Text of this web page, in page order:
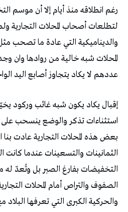
رغم انطلاقه منذ أيام إلا أن
لتطلعات أصحاب المحلات التجارية
والديناميكية التي عادة ما تصحب
المحلات شبه خالية من روادها وان
عددهم لا يكاد يتجاوز أصابع اليد
إقبال يكاد يكون شبه غائب وركود
استثناءات تذكر والوضع ينسحب على
بعض هذه المحلات التجارية عادت بنا
الثمانينات والتسعينات عندما كانت
التخفيضات بفارغ الصبر بل وتُعدّ له
الصفوف والتراص أمام المحلات
والحركية الكبرى التي تعرفها